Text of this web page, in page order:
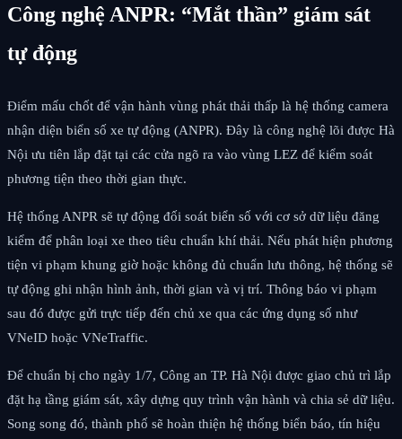
Công nghệ ANPR: “Mắt thần” giám sát
tự động
Điểm mấu chốt để vận hành vùng phát thải thấp là hệ thống camera
nhận diện biển số xe tự động (ANPR). Đây là công nghệ lõi được Hà
Nội ưu tiên lắp đặt tại các cửa ngõ ra vào vùng LEZ để kiểm soát
phương tiện theo thời gian thực.
Hệ thống ANPR sẽ tự động đối soát biển số với cơ sở dữ liệu đăng
kiểm để phân loại xe theo tiêu chuẩn khí thải. Nếu phát hiện phương
tiện vi phạm khung giờ hoặc không đủ chuẩn lưu thông, hệ thống sẽ
tự động ghi nhận hình ảnh, thời gian và vị trí. Thông báo vi phạm
sau đó được gửi trực tiếp đến chủ xe qua các ứng dụng số như
VNeID hoặc VNeTraffic.
Để chuẩn bị cho ngày 1/7, Công an TP. Hà Nội được giao chủ trì lắp
đặt hạ tầng giám sát, xây dựng quy trình vận hành và chia sẻ dữ liệu.
Song song đó, thành phố sẽ hoàn thiện hệ thống biển báo, tín hiệu